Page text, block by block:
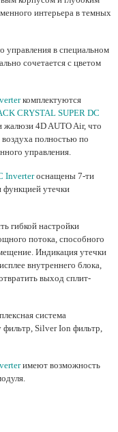
интерьера в темных
управления в специальном
сочетается с цветом
комплектуются
CRYSTAL SUPER DC
4D AUTO Air, что
воздуха полностью по
управления.
Inverterоснащены 7-ти
функцией утечки
гибкой настройки
потока, способного
Индикация утечки
внутреннего блока,
выход сплит-
система
Silver Ion фильтр,
имеют возможность